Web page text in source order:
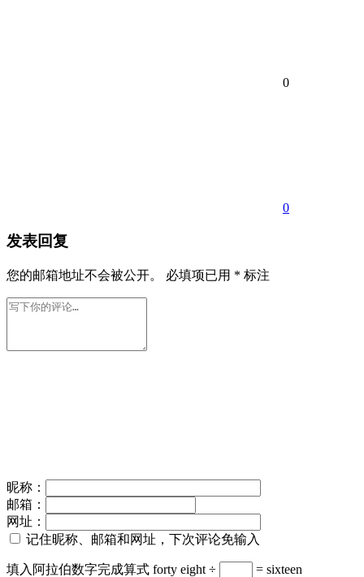
0
0
发表回复
您的邮箱地址不会被公开。 必填项已用 * 标注
昵称：
邮箱：
网址：
记住昵称、邮箱和网址，下次评论免输入
填入阿拉伯数字完成算式 forty eight ÷ = sixteen